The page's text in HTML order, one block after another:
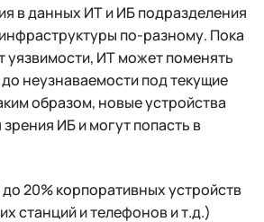
в данных ИТ и ИБ подразделения
по-разному. Пока
уязвимости, ИТ может поменять
неузнаваемости под текущие
образом, новые устройства
ИБ и могут попасть в
до 20% корпоративных устройств
станций и телефонов и т.д.)